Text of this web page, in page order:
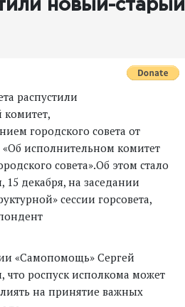
новый-старый
распустили
городского совета от
исполнительном комитет
совета».Об этом стало
15 декабря, на заседании
сессии горсовета,
«Самопомощь» Сергей
что роспуск исполкома может
на принятие важных